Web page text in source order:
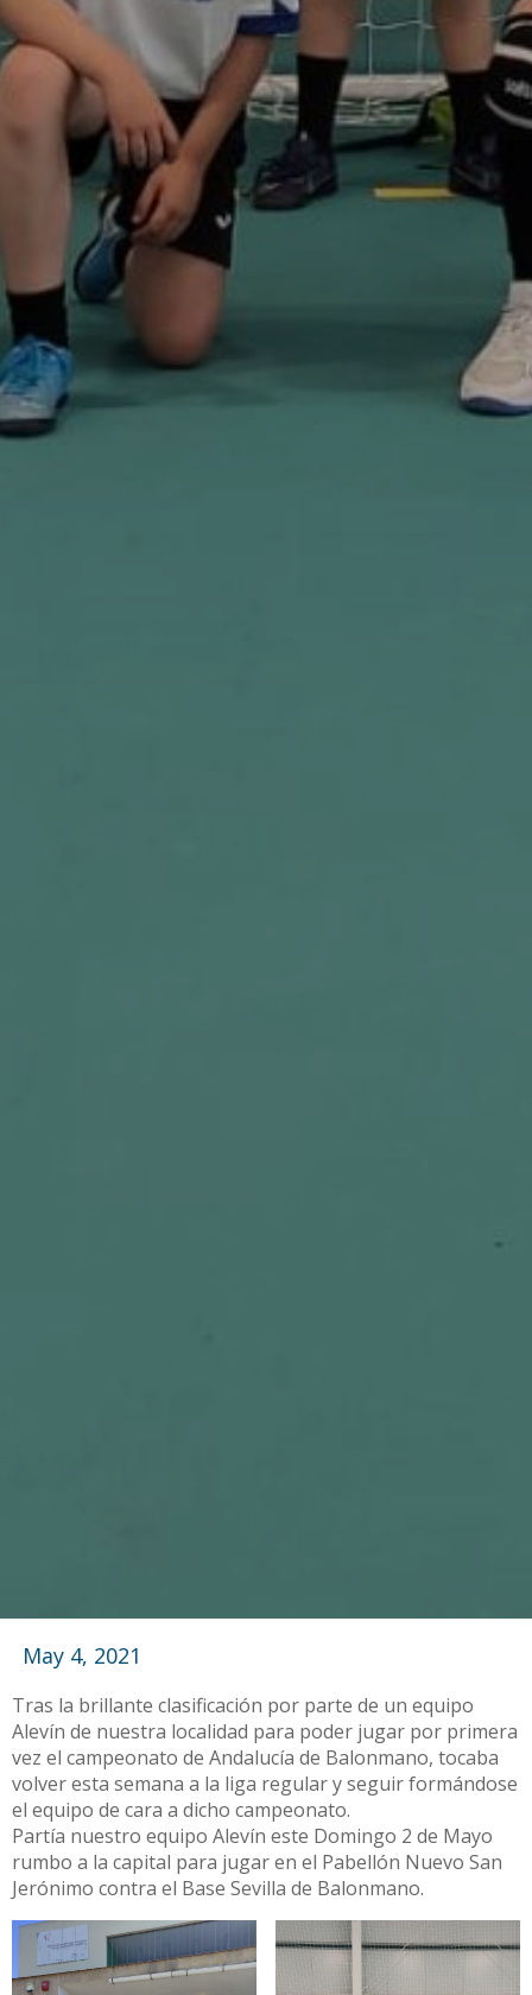
May 4, 2021
Tras la brillante clasificación por parte de un equipo
Alevín de nuestra localidad para poder jugar por primera
vez el campeonato de Andalucía de Balonmano, tocaba
volver esta semana a la liga regular y seguir formándose
el equipo de cara a dicho campeonato.
Partía nuestro equipo Alevín este Domingo 2 de Mayo
rumbo a la capital para jugar en el Pabellón Nuevo San
Jerónimo contra el Base Sevilla de Balonmano.